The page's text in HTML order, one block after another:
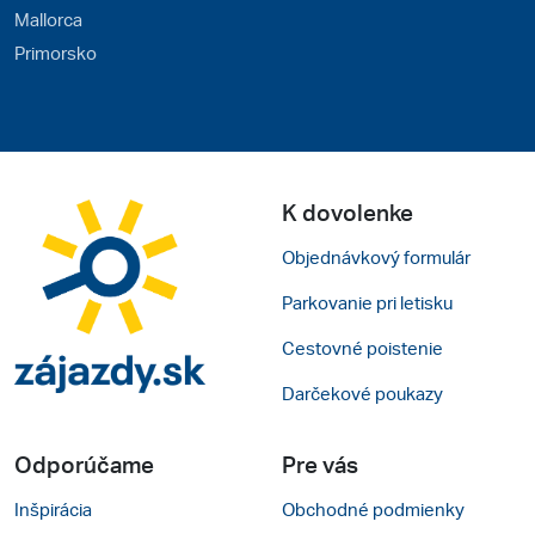
Mallorca
Primorsko
K dovolenke
Objednávkový formulár
Parkovanie pri letisku
Cestovné poistenie
Darčekové poukazy
Odporúčame
Inšpirácia
Pre vás
Obchodné podmienky